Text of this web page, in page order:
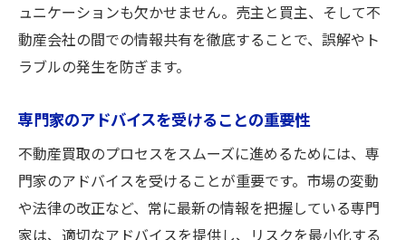
ュニケーションも欠かせません。売主と買主、そして不
動産会社の間での情報共有を徹底することで、誤解やト
ラブルの発生を防ぎます。
専門家のアドバイスを受けることの重要性
不動産買取のプロセスをスムーズに進めるためには、専
門家のアドバイスを受けることが重要です。市場の変動
や法律の改正など、常に最新の情報を把握している専門